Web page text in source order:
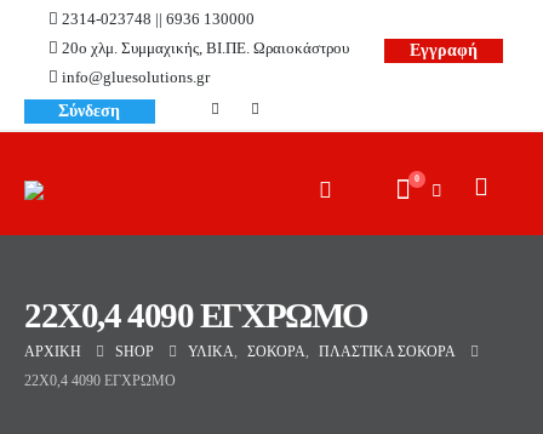
2314-023748 || 6936 130000
20ο χλμ. Συμμαχικής, ΒΙ.ΠΕ. Ωραιοκάστρου
info@gluesolutions.gr
Εγγραφή
Σύνδεση
0
22X0,4 4090 ΕΓΧΡΩΜΟ
ΑΡΧΙΚΉ SHOP ΥΛΙΚΆ, ΣΌΚΟΡΑ,
ΠΛΑΣΤΙΚΆ ΣΌΚΟΡΑ
22X0,4 4090 ΕΓΧΡΩΜΟ